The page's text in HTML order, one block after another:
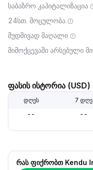
საბაზრო კაპიტალიზაცია
24სთ. მოცულობა
მუდმივად მაღალი
მიმოქცევაში არსებული
ფასის ისტორია (USD)
დღეს 7 დღე
-- --
რას ფიქრობთ Kendu